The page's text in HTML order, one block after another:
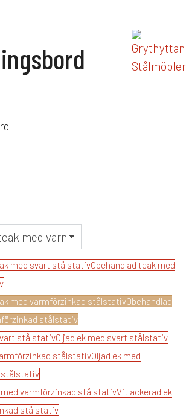
med svart stålstativObehandlad teak med
med varmförzinkad stålstativObehandlad
stålstativ
stålstativOljad ek med svart stålstativ
stålstativOljad ek med
stålstativ
varmförzinkad stålstativVitlackerad ek
stålstativ